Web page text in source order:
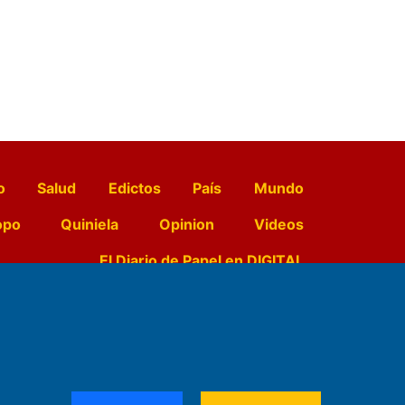
Salud Edictos País
Mundo
Quiniela Opinion
Videos
El Diario de Papel en DIGITAL